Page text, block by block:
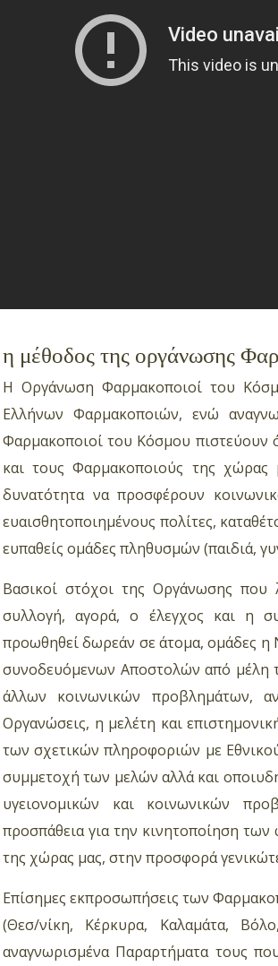
η μέθοδος της οργάνωσης
Η Oργάνωση Φαρμακοποιοί του
Ελλήνων Φαρμακοποιών, ενώ
Φαρμακοποιοί του Κόσμου πιστεύουν
και τους Φαρμακοποιούς της χώρας
δυνατότητα να προσφέρουν
ευαισθητοποιημένους πολίτες,
ευπαθείς ομάδες πληθυσμών (παιδιά,
Βασικοί στόχοι της Οργάνωσης που
συλλογή, αγορά, ο έλεγχος και η
προωθηθεί δωρεάν σε άτομα, ομάδες η
συνοδευόμενων Αποστολών από μέλη
άλλων κοινωνικών προβλημάτων,
Οργανώσεις, η μελέτη και
των σχετικών πληροφοριών με
συμμετοχή των μελών αλλά και
υγειονομικών και κοινωνικών
προσπάθεια για την κινητοποίηση
της χώρας μας, στην προσφορά
Επίσημες εκπροσωπήσεις των
(Θεσ/νίκη, Κέρκυρα, Καλαμάτα,
αναγνωρισμένα Παραρτήματα τους